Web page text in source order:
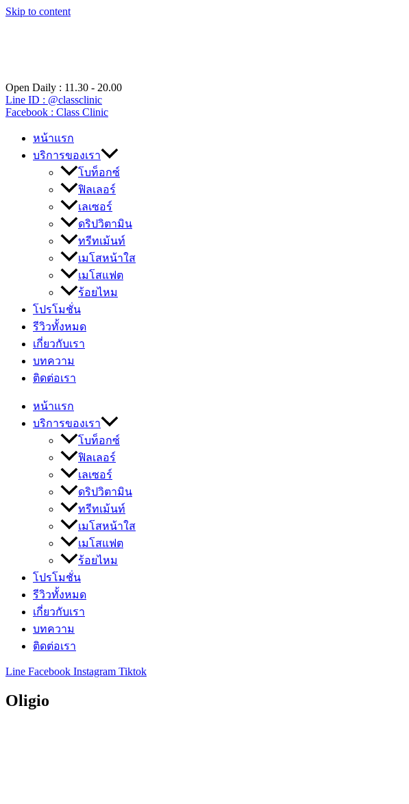
Skip to content
Open Daily : 11.30 - 20.00
Line ID : @classclinic​
Facebook : Class Clinic
หน้าแรก
บริการของเรา
โบท็อกซ์
ฟิลเลอร์
เลเซอร์
ดริปวิตามิน
ทรีทเม้นท์
เมโสหน้าใส
เมโสแฟต
ร้อยไหม
โปรโมชั่น
รีวิวทั้งหมด
เกี่ยวกับเรา
บทความ
ติดต่อเรา
หน้าแรก
บริการของเรา
โบท็อกซ์
ฟิลเลอร์
เลเซอร์
ดริปวิตามิน
ทรีทเม้นท์
เมโสหน้าใส
เมโสแฟต
ร้อยไหม
โปรโมชั่น
รีวิวทั้งหมด
เกี่ยวกับเรา
บทความ
ติดต่อเรา
Line Facebook Instagram Tiktok
Oligio